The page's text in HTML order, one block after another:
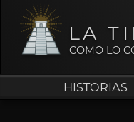
LA
COMO LO
HISTORIAS